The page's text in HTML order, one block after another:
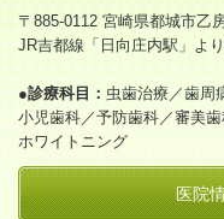
〒885-0112 宮崎県都城市乙
JR吉都線「日向庄内駅」よ
●診療科目： 虫歯治療／歯周
小児歯科／予防歯科／審美
ホワイトニング
医院